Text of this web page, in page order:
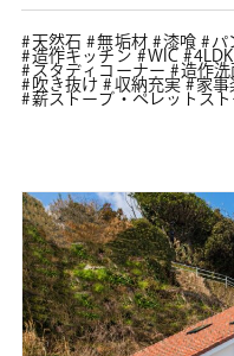
天然石 無垢材 漆喰 パ
造作キッチン
WIC 4LDK
スタディコーナー
造作
吹き抜け
収納充実 家事
薪ストーブ・ペレットス